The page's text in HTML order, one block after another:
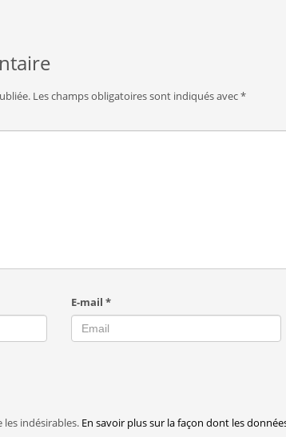
Les champs obligatoires sont indiqués avec*
E-mail*
indésirables. En savoir plus sur la façon dont les